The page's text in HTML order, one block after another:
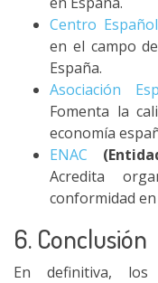
Centro
en el campo
España.
Asociación
Fomenta la
economía
ENAC
Acredita
conformidad en
6. Conclusión
En definitiva, los